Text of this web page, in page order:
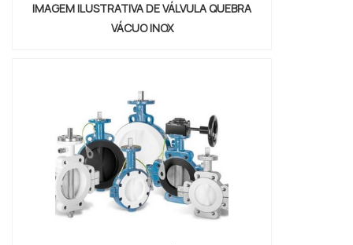
IMAGEM ILUSTRATIVA DE VÁLVULA QUEBRA
VÁCUO INOX